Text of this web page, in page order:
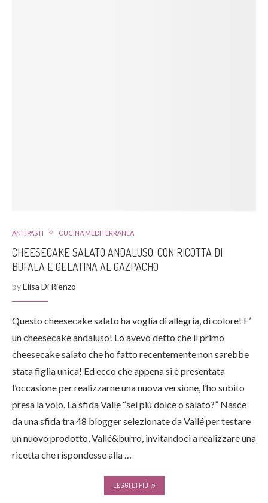
ANTIPASTI CUCINA MEDITERRANEA
CHEESECAKE SALATO ANDALUSO: CON RICOTTA DI
BUFALA E GELATINA AL GAZPACHO
byElisa Di Rienzo
Questo cheesecake salato ha voglia di allegria, di colore! E’
un cheesecake andaluso! Lo avevo detto che il primo
cheesecake salato che ho fatto recentemente non sarebbe
stata figlia unica! Ed ecco che appena si è presentata
l’occasione per realizzarne una nuova versione, l’ho subito
presa la volo. La sfida Valle “sei più dolce o salato?” Nasce
da una sfida tra 48 blogger selezionate da Vallé per testare
un nuovo prodotto, Vallé&burro, invitandoci a realizzare una
ricetta che rispondesse alla …
LEGGI DI PIÙ